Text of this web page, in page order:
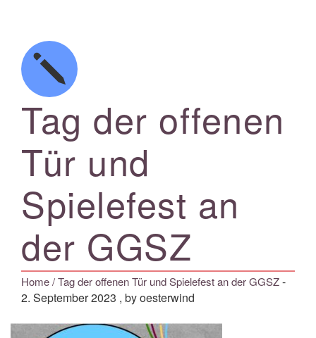
Tag der offenen
Tür und
Spielefest an
der GGSZ
Home/ Tag der offenen Tür und Spielefest an der GGSZ-
2. September 2023 , by oesterwind